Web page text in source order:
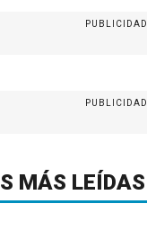
PUBLICIDAD
PUBLICIDAD
MÁS LEÍDAS